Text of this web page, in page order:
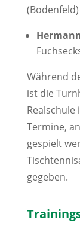
Während
ist die
Realschule
Termine,
gespielt
gegeben.